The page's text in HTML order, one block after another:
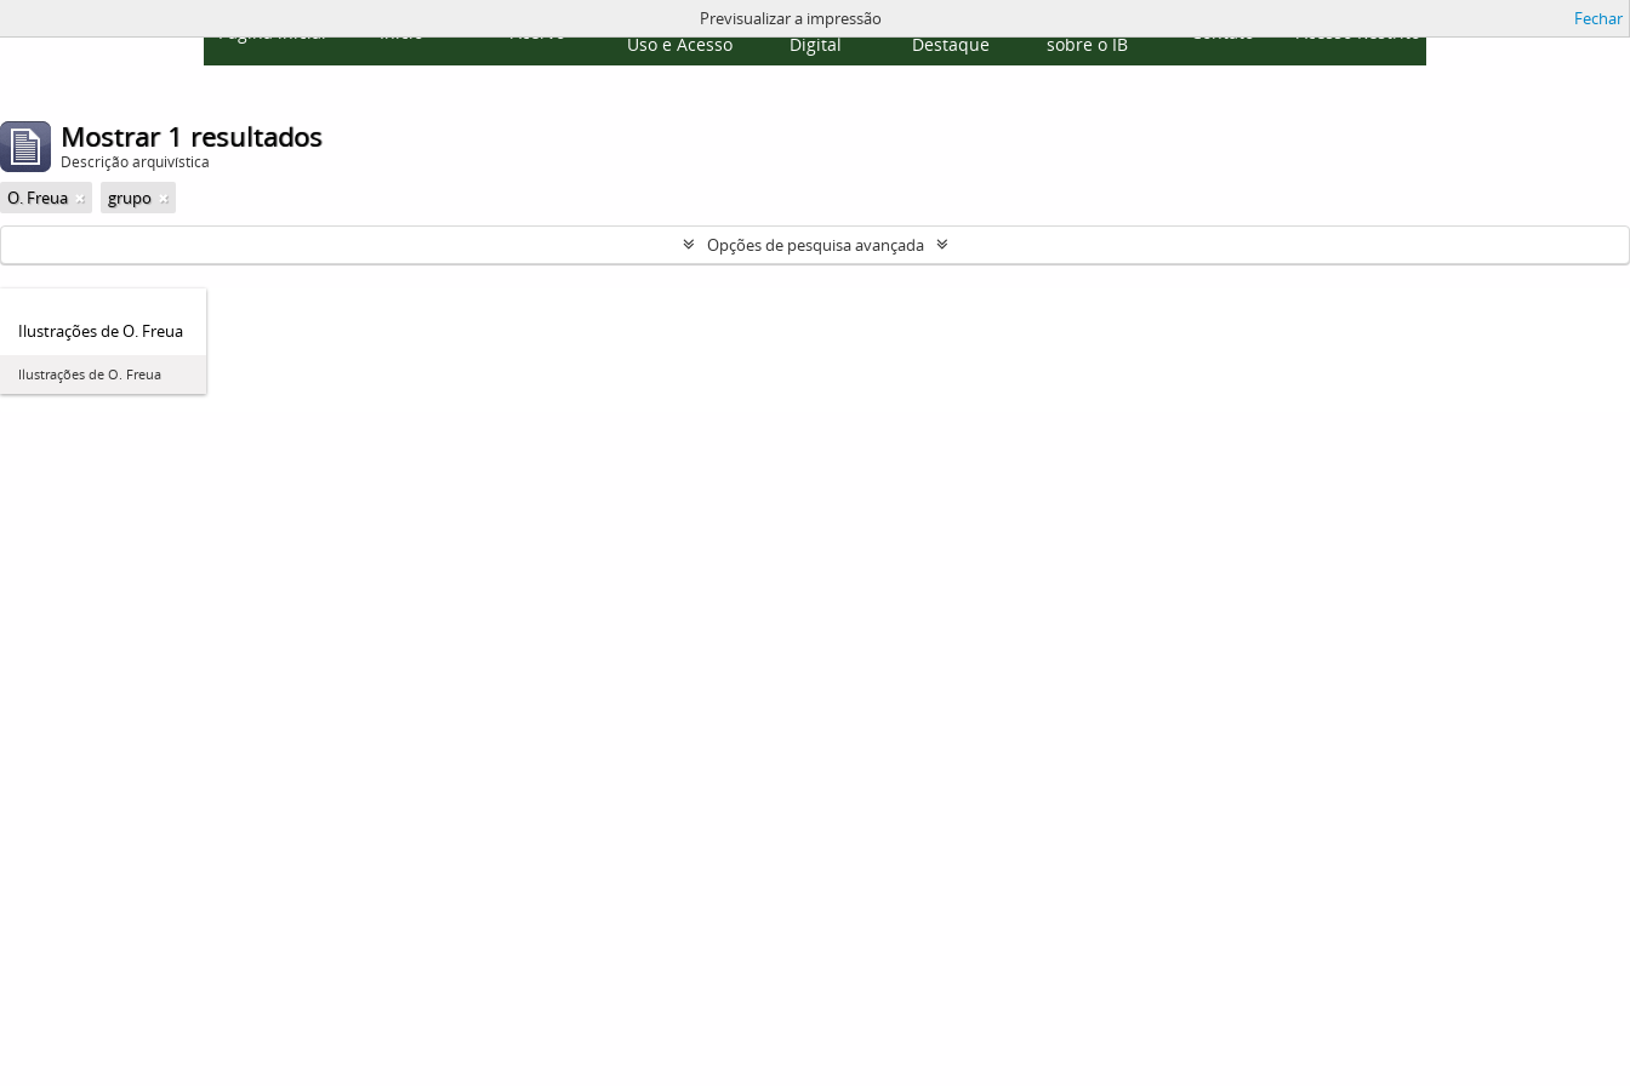
Página inicial Início Acervo
Políticas de
Uso e Acesso
Repositório
Digital
Destaque
sobre o IB
Contato Acesso Restrito
Previsualizar a impressão Fechar
Mostrar 1 resultados
Descrição arquivística
O. Freua grupo
Opções de pesquisa avançada
Ilustrações de O. Freua
Ilustrações de O. Freua